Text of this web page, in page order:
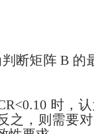
判断矩阵 B 的
时，
之，则需要